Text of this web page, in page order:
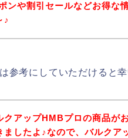
ンや割引セールなどお得な
♪
参考にしていただけると幸
クアップHMBプロの商品が
したよ♪なので、バルクア